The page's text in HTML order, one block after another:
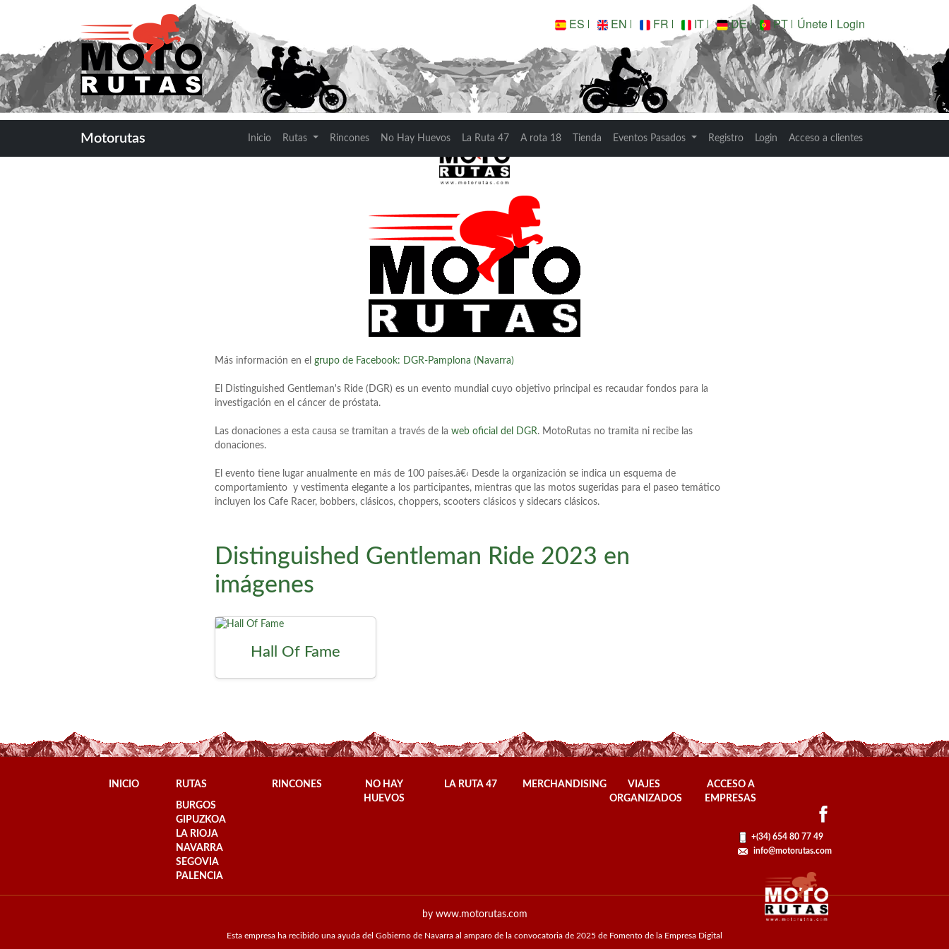
ES EN FR IT DE PT Únete Login
Motorutas Inicio Rutas Rincones No Hay Huevos La Ruta 47 A rota 18 Tienda Eventos Pasados Registro Login Acceso a clientes
DISTINGUISHED GENTLEMAN RIDE 2023
Más información en el grupo de Facebook: DGR-Pamplona (Navarra)
El Distinguished Gentleman's Ride (DGR) es un evento mundial cuyo objetivo principal es recaudar fondos para la
investigación en el cáncer de próstata.
Las donaciones a esta causa se tramitan a través de la web oficial del DGR. MotoRutas no tramita ni recibe las
donaciones.
El evento tiene lugar anualmente en más de 100 países.â€‹ Desde la organización se indica un esquema de
comportamiento y vestimenta elegante a los participantes, mientras que las motos sugeridas para el paseo temático
incluyen los Cafe Racer, bobbers, clásicos, choppers, scooters clásicos y sidecars clásicos.
Distinguished Gentleman Ride 2023 en
imágenes
Hall Of Fame
INICIO RUTAS
BURGOS
GIPUZKOA
LA RIOJA
NAVARRA
SEGOVIA
PALENCIA
RINCONES
NO HAY
HUEVOS
LA RUTA 47 MERCHANDISING
VIAJES
ORGANIZADOS
ACCESO A
EMPRESAS
+(34) 654 80 77 49
info@motorutas.com
by www.motorutas.com
Esta empresa ha recibido una ayuda del Gobierno de Navarra al amparo de la convocatoria de 2025 de Fomento de la Empresa Digital